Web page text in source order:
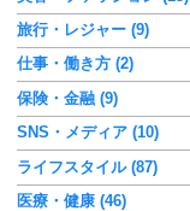
旅行・レジャー (9)
仕事・働き方 (2)
保険・金融 (9)
SNS・メディア (10)
ライフスタイル (87)
医療・健康 (46)